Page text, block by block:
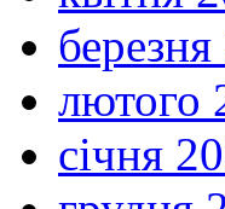
лютого
січня